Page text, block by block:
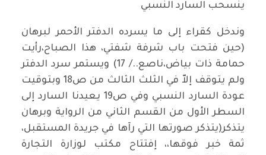
ينسحب السارد النسبي
وندخل كقراء إلى ما يسرده الدفتر الأحمر لبرهان
(حين فتحت باب شرفة شفتي، هذا الصباح،رأيت
حمامة ذات بياض،ناصع../ 17) ويستمر سرد الدفتر
ولم يتوقف إلاّ في الثلث الثالث من ص18 وبتوقيت
عودة السارد النسبي وفي ص19 يعيدنا السارد إلى
السطر الأول من القسم الثاني من الرواية وبرهان
يتذكر(يتذكر صورتها التي رآها في جريدة المستقبل،
ثمة خبر فوقها،، إفتتاح مكتب لوزارة التجارة